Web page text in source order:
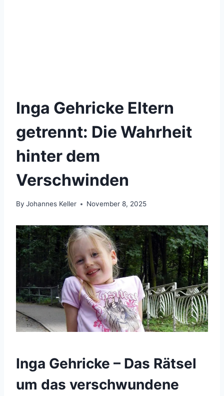
Inga Gehricke Eltern
getrennt: Die Wahrheit
hinter dem
Verschwinden
By Johannes Keller November 8, 2025
Inga Gehricke – Das Rätsel
um das verschwundene